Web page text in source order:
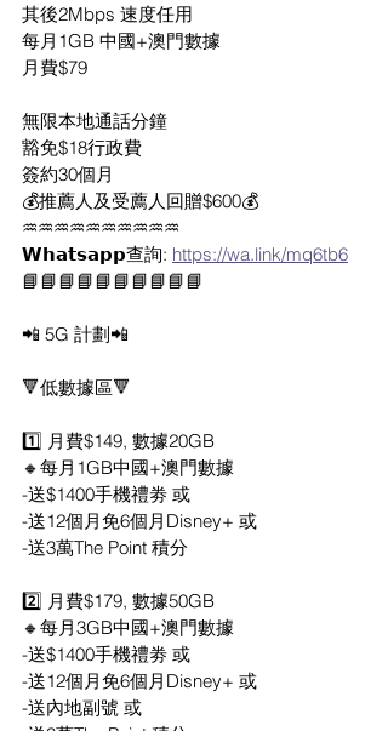
其後2Mbps 速度任用
每月1GB 中國+澳門數據
月費$79
無限本地通話分鐘
豁免$18行政費
簽約30個月
💰推薦人及受薦人回贈$600💰
♒️♒️♒️♒️♒️♒️♒️♒️♒️♒️
𝗪𝗵𝗮𝘁𝘀𝗮𝗽𝗽查詢: https://wa.link/mq6tb6
📘📘📘📘📘📘📘📘📘📘
📲 5G 計劃📲
🔻低數據區🔻
1️⃣ 月費$149, 數據20GB
🔸每月1GB中國+澳門數據
-送$1400手機禮劵 或
-送12個月免6個月Disney+ 或
-送3萬The Point 積分
2️⃣ 月費$179, 數據50GB
🔸每月3GB中國+澳門數據
-送$1400手機禮劵 或
-送12個月免6個月Disney+ 或
-送內地副號 或